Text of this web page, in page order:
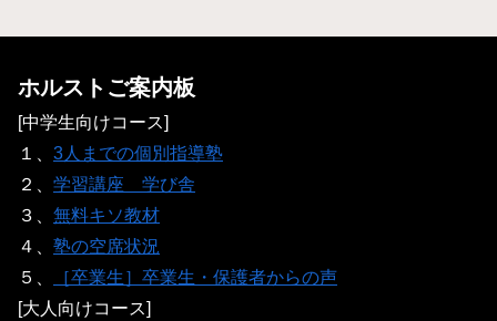
ホルストご案内板
[中学生向けコース]
１、 3人までの個別指導塾
２、 学習講座 学び舎
３、 無料キソ教材
４、 塾の空席状況
５、
［卒業生］卒業生・保護者からの声
[大人向けコース]